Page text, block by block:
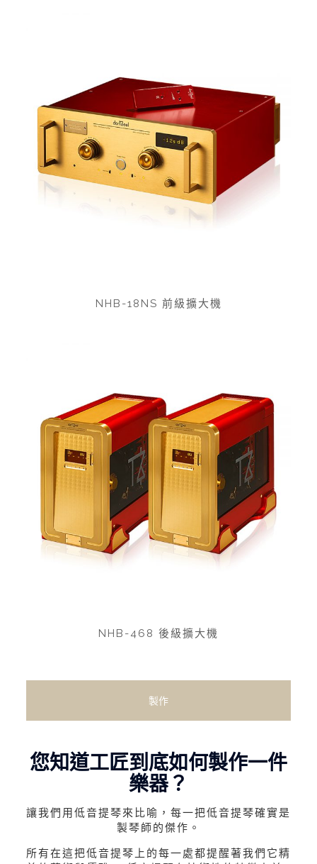
NHB-18NS 前級擴大機
NHB-468 後級擴大機
製作
您知道工匠到底如何製作一件
樂器？
讓我們用低音提琴來比喻，每一把低音提琴確實是
製琴師的傑作。
所有在這把低音提琴上的每一處都提醒著我們它精